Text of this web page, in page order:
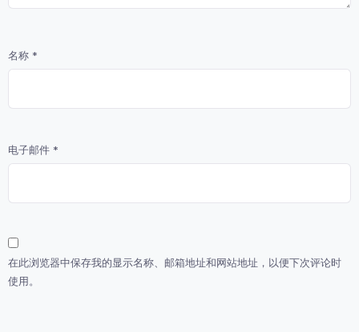
名称 *
电子邮件 *
在此浏览器中保存我的显示名称、邮箱地址和网站地址，以便下次评论时
使用。